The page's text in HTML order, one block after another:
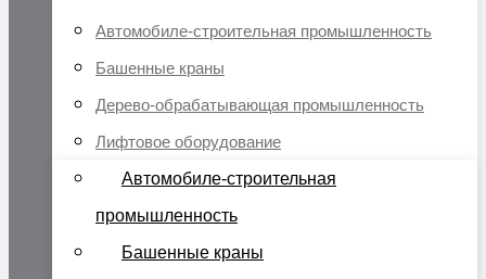
Автомобиле-строительная промышленность
Башенные краны
Дерево-обрабатывающая промышленность
Лифтовое оборудование
Автомобиле-строительная
промышленность
Башенные краны